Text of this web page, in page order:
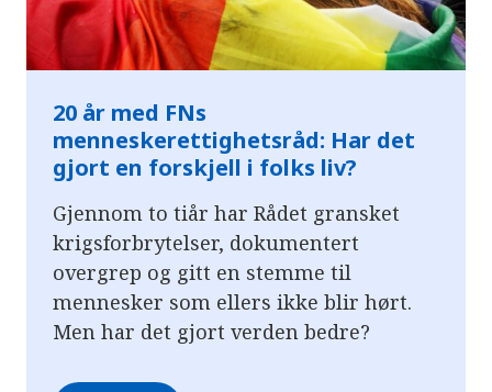
20 år med FNs
menneskerettighetsråd: Har det
gjort en forskjell i folks liv?
Gjennom to tiår har Rådet gransket
krigsforbrytelser, dokumentert
overgrep og gitt en stemme til
mennesker som ellers ikke blir hørt.
Men har det gjort verden bedre?